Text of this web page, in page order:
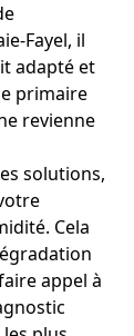
Fayel, il
adapté et
primaire
revienne
solutions,
Cela
appel à